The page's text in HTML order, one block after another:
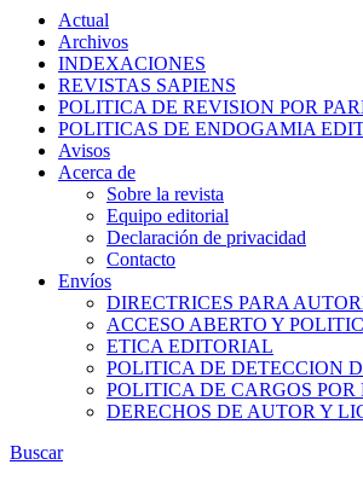
Actual
Archivos
INDEXACIONES
REVISTAS SAPIENS
POLITICA DE REVISION POR
POLITICAS DE ENDOGAMIA
Avisos
Acerca de
Sobre la revista
Equipo editorial
Declaración de privacidad
Contacto
Envíos
DIRECTRICES PARA
ACCESO ABERTO Y
ETICA EDITORIAL
POLITICA DE DETECCION
POLITICA DE CARGOS
DERECHOS DE AUTOR Y
Buscar